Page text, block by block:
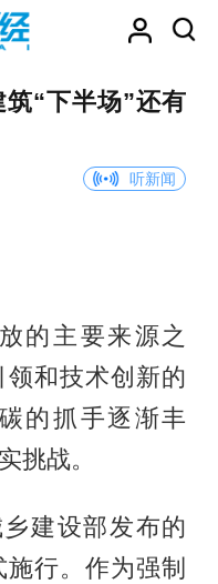
“下半场”还有
听新闻
的主要来源之
和技术创新的
的抓手逐渐丰
挑战。
建设部发布的
施行。作为强制